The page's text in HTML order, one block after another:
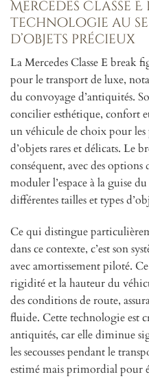
Mercedes Classe
technologie au
d’objets précieux
La Mercedes Classe E break
pour le transport de luxe,
du convoyage d’antiquités.
concilier esthétique, confort
un véhicule de choix pour
d’objets rares et délicats. Le
conséquent, avec des options
moduler l’espace à la guise
différentes tailles et types
Ce qui distingue
dans ce contexte, c’est son
avec amortissement piloté.
rigidité et la hauteur du
des conditions de route,
fluide. Cette technologie est
antiquités, car elle diminue
les secousses pendant le
estimé mais primordial pour